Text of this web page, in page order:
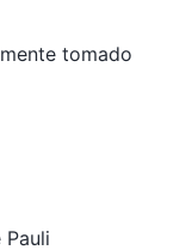
tomado